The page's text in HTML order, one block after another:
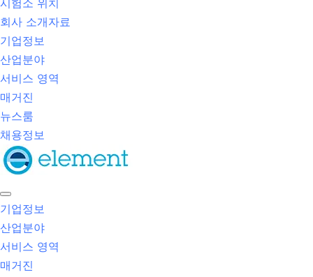
시험소 위치
회사 소개자료
기업정보
산업분야
서비스 영역
매거진
뉴스룸
채용정보
기업정보
산업분야
서비스 영역
매거진